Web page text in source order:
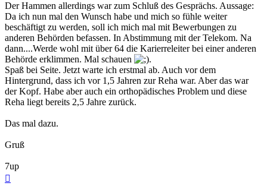
Der Hammen allerdings war zum Schluß des Gesprächs. Aussage:
Da ich nun mal den Wunsch habe und mich so fühle weiter
beschäftigt zu werden, soll ich mich mal mit Bewerbungen zu
anderen Behörden befassen. In Abstimmung mit der Telekom. Na
dann....Werde wohl mit über 64 die Karierreleiter bei einer anderen
Behörde erklimmen. Mal schauen
.
Spaß bei Seite. Jetzt warte ich erstmal ab. Auch vor dem
Hintergrund, dass ich vor 1,5 Jahren zur Reha war. Aber das war
der Kopf. Habe aber auch ein orthopädisches Problem und diese
Reha liegt bereits 2,5 Jahre zurück.
Das mal dazu.
Gruß
7up